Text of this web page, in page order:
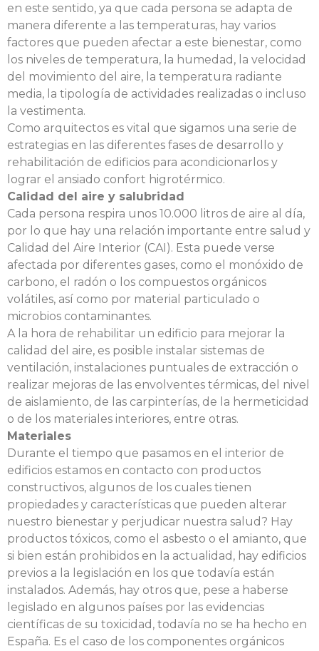
en este sentido, ya que cada persona se adapta de
manera diferente a las temperaturas, hay varios
factores que pueden afectar a este bienestar, como
los niveles de temperatura, la humedad, la velocidad
del movimiento del aire, la temperatura radiante
media, la tipología de actividades realizadas o incluso
la vestimenta.
Como arquitectos es vital que sigamos una serie de
estrategias en las diferentes fases de desarrollo y
rehabilitación de edificios para acondicionarlos y
lograr el ansiado confort higrotérmico.
Calidad del aire y salubridad
Cada persona respira unos 10.000 litros de aire al día,
por lo que hay una relación importante entre salud y
Calidad del Aire Interior (CAI). Esta puede verse
afectada por diferentes gases, como el monóxido de
carbono, el radón o los compuestos orgánicos
volátiles, así como por material particulado o
microbios contaminantes.
A la hora de rehabilitar un edificio para mejorar la
calidad del aire, es posible instalar sistemas de
ventilación, instalaciones puntuales de extracción o
realizar mejoras de las envolventes térmicas, del nivel
de aislamiento, de las carpinterías, de la hermeticidad
o de los materiales interiores, entre otras.
Materiales
Durante el tiempo que pasamos en el interior de
edificios estamos en contacto con productos
constructivos, algunos de los cuales tienen
propiedades y características que pueden alterar
nuestro bienestar y perjudicar nuestra salud? Hay
productos tóxicos, como el asbesto o el amianto, que
si bien están prohibidos en la actualidad, hay edificios
previos a la legislación en los que todavía están
instalados. Además, hay otros que, pese a haberse
legislado en algunos países por las evidencias
científicas de su toxicidad, todavía no se ha hecho en
España. Es el caso de los componentes orgánicos